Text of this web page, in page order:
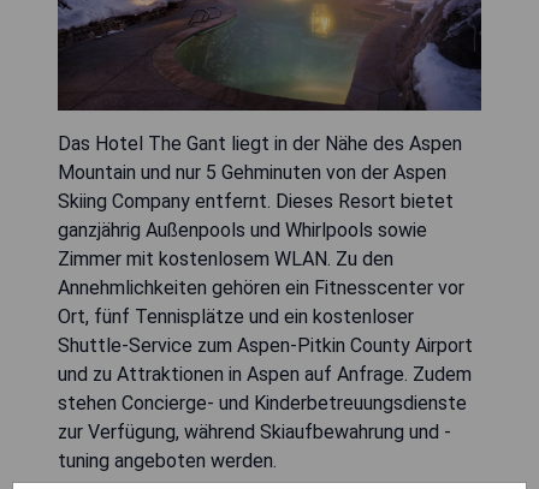
Das Hotel The Gant liegt in der Nähe des Aspen
Mountain und nur 5 Gehminuten von der Aspen
Skiing Company entfernt. Dieses Resort bietet
ganzjährig Außenpools und Whirlpools sowie
Zimmer mit kostenlosem WLAN. Zu den
Annehmlichkeiten gehören ein Fitnesscenter vor
Ort, fünf Tennisplätze und ein kostenloser
Shuttle-Service zum Aspen-Pitkin County Airport
und zu Attraktionen in Aspen auf Anfrage. Zudem
stehen Concierge- und Kinderbetreuungsdienste
zur Verfügung, während Skiaufbewahrung und -
tuning angeboten werden.